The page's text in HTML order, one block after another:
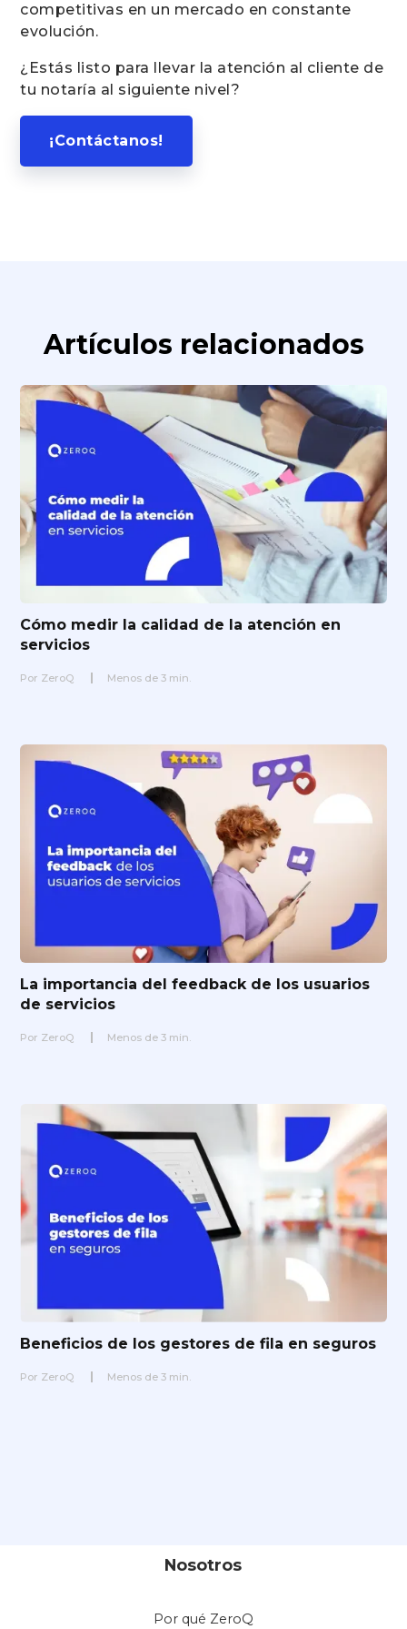
competitivas en un mercado en constante
evolución.
¿Estás listo para llevar la atención al cliente de
tu notaría al siguiente nivel?
¡Contáctanos!
Artículos relacionados
Cómo medir la calidad de la atención en
servicios
Por ZeroQ Menos de 3 min.
La importancia del feedback de los usuarios
de servicios
Por ZeroQ Menos de 3 min.
Beneficios de los gestores de fila en seguros
Por ZeroQ Menos de 3 min.
Nosotros
Por qué ZeroQ